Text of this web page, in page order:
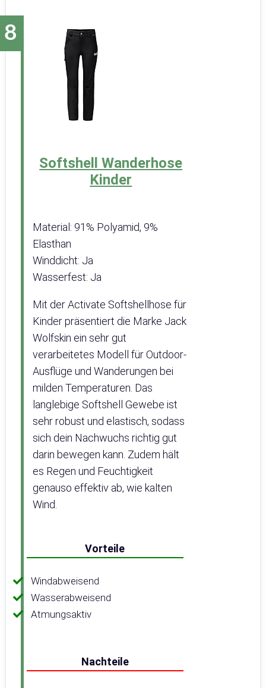
Softshell Wanderhose
Kinder
Material: 91% Polyamid, 9%
Elasthan
Winddicht: Ja
Wasserfest: Ja
Mit der Activate Softshellhose für
Kinder präsentiert die Marke Jack
Wolfskin ein sehr gut
verarbeitetes Modell für Outdoor-
Ausflüge und Wanderungen bei
milden Temperaturen. Das
langlebige Softshell Gewebe ist
sehr robust und elastisch, sodass
sich dein Nachwuchs richtig gut
darin bewegen kann. Zudem hält
es Regen und Feuchtigkeit
genauso effektiv ab, wie kalten
Wind.
Vorteile
Windabweisend
Wasserabweisend
Atmungsaktiv
Nachteile